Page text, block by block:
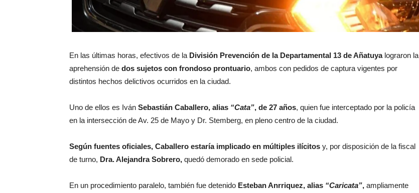
En las últimas horas, efectivos de la División Prevención de la Departamental 13 de Añatuyalograron la
aprehensión de dos sujetos con frondoso prontuario, ambos con pedidos de captura vigentes por
distintos hechos delictivos ocurridos en la ciudad.
Uno de ellos es Iván Sebastián Caballero, alias “Cata”, de 27 años, quien fue interceptado por la policía
en la intersección de Av. 25 de Mayo y Dr. Stemberg, en pleno centro de la ciudad.
Según fuentes oficiales, Caballero estaría implicado en múltiples ilícitos y, por disposición de la fiscal
de turno, Dra. Alejandra Sobrero, quedó demorado en sede policial.
En un procedimiento paralelo, también fue detenido Esteban Anrriquez, alias “Caricata”, ampliamente